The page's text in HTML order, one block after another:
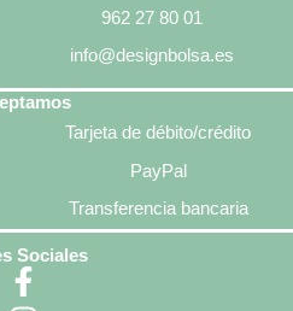
962 27 80 01
info@designbolsa.es
Tarjeta de débito/crédito
PayPal
Transferencia bancaria
Sociales